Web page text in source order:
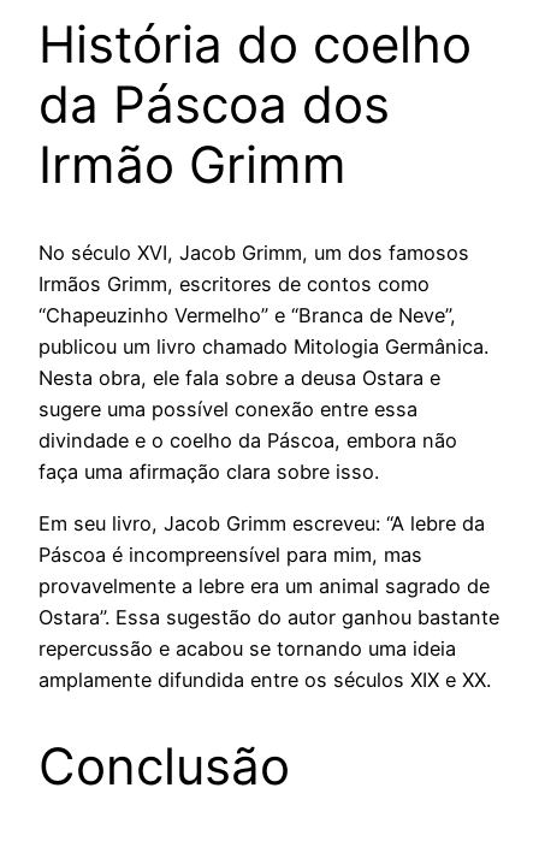
História do coelho
da Páscoa dos
Irmão Grimm
No século XVI, Jacob Grimm, um dos famosos
Irmãos Grimm, escritores de contos como
“Chapeuzinho Vermelho” e “Branca de Neve”,
publicou um livro chamado Mitologia Germânica.
Nesta obra, ele fala sobre a deusa Ostara e
sugere uma possível conexão entre essa
divindade e o coelho da Páscoa, embora não
faça uma afirmação clara sobre isso.
Em seu livro, Jacob Grimm escreveu: “A lebre da
Páscoa é incompreensível para mim, mas
provavelmente a lebre era um animal sagrado de
Ostara”. Essa sugestão do autor ganhou bastante
repercussão e acabou se tornando uma ideia
amplamente difundida entre os séculos XIX e XX.
Conclusão